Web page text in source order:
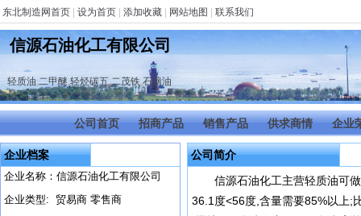
东北制造网首页 设为首页 添加收藏 网站地图 联系我们
信源石油化工有限公司
轻质油,二甲醚,轻烃碳五,二茂铁,石脑油
公司首页 招商产品 销售产品 供求商情 企业
企业档案
企业名称：信源石油化工有限公司
企业类型: 贸易商 零售商
公司简介
信源石油化工主营轻质油可
36.1度<56度,含量需要85%以上;